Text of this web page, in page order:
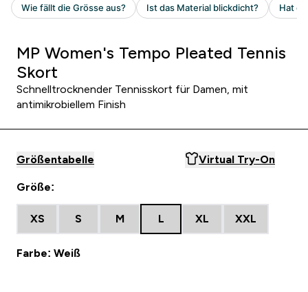
MP Women's Tempo Pleated Tennis
Skort
Schnelltrocknender Tennisskort für Damen, mit
antimikrobiellem Finish
Größentabelle Virtual Try-On
Größe:
XS S M L XL XXL
Farbe: Weiß